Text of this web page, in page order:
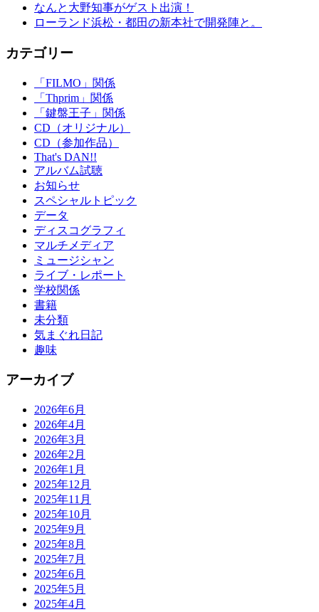
なんと大野知事がゲスト出演！
ローランド浜松・都田の新本社で開発陣と。
カテゴリー
「FILMO」関係
「Thprim」関係
「鍵盤王子」関係
CD（オリジナル）
CD（参加作品）
That's DAN!!
アルバム試聴
お知らせ
スペシャルトピック
データ
ディスコグラフィ
マルチメディア
ミュージシャン
ライブ・レポート
学校関係
書籍
未分類
気まぐれ日記
趣味
アーカイブ
2026年6月
2026年4月
2026年3月
2026年2月
2026年1月
2025年12月
2025年11月
2025年10月
2025年9月
2025年8月
2025年7月
2025年6月
2025年5月
2025年4月